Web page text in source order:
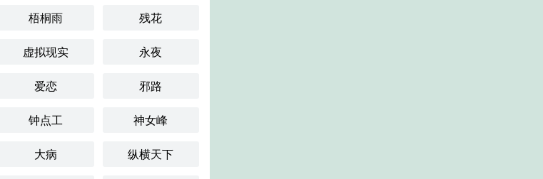
梧桐雨 残花
虚拟现实 永夜
爱恋 邪路
钟点工 神女峰
大病 纵横天下